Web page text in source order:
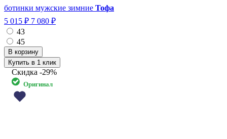
ботинки мужские зимние Тофа
5 015 ₽ 7 080 ₽
43
45
Купить в 1 клик
Скидка -29%
Оригинал